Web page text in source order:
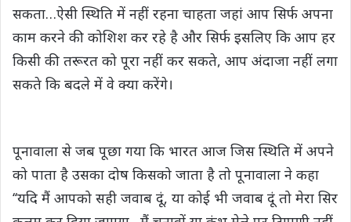
सकता…ऐसी स्थिति में नहीं रहना चाहता जहां आप सिर्फ अपना
काम करने की कोशिश कर रहे है और सिर्फ इसलिए कि आप हर
किसी की तरूरत को पूरा नहीं कर सकते, आप अंदाजा नहीं लगा
सकते कि बदले में वे क्या करेंगे।
पूनावाला से जब पूछा गया कि भारत आज जिस स्थिति में अपने
को पाता है उसका दोष किसको जाता है तो पूनावाला ने कहा
‘‘यदि मैं आपको सही जवाब दूं, या कोई भी जवाब दूं तो मेरा सिर